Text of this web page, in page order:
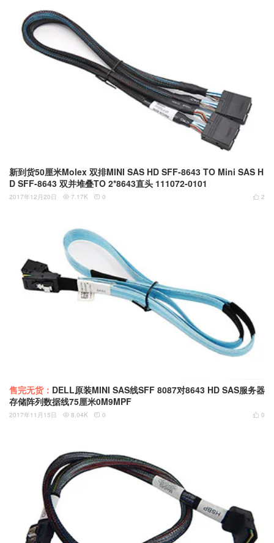
新到货50厘米Molex 双排MINI SAS HD SFF-8643 TO Mini SAS H
D SFF-8643 双并堆叠TO 2*8643直头 111072-0101
 2
2017年12月20日  7.17K  0
售完无货： DELL原装MINI SAS线SFF 8087对8643 HD SAS服务器
存储阵列数据线75厘米0M9MPF
 0
2017年11月15日  8.04K  0